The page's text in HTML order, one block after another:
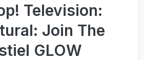
Television:
Join The
GLOW